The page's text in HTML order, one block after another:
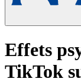
Effets
TikTok